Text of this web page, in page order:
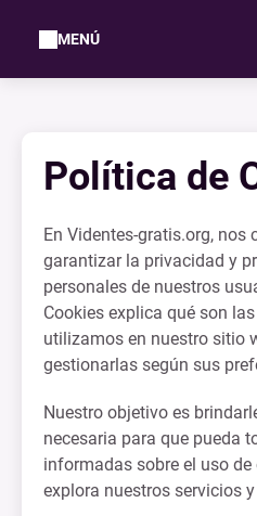
MENÚ
Política de
En Videntes-gratis.org, nos
garantizar la privacidad y
personales de nuestros
Cookies explica qué son
utilizamos en nuestro sitio
gestionarlas según sus
Nuestro objetivo es
necesaria para que pueda
informadas sobre el uso
explora nuestros servicios